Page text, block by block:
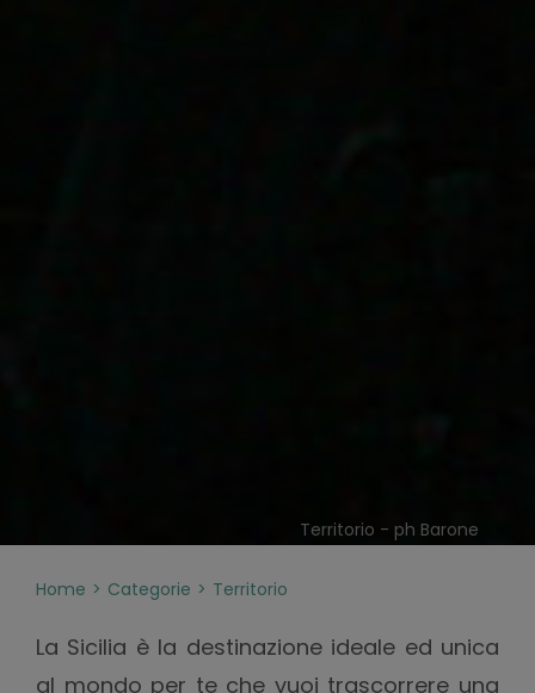
Territorio - ph Barone
Home Categorie Territorio
La Sicilia è la destinazione ideale ed unica
al mondo per te che vuoi trascorrere una